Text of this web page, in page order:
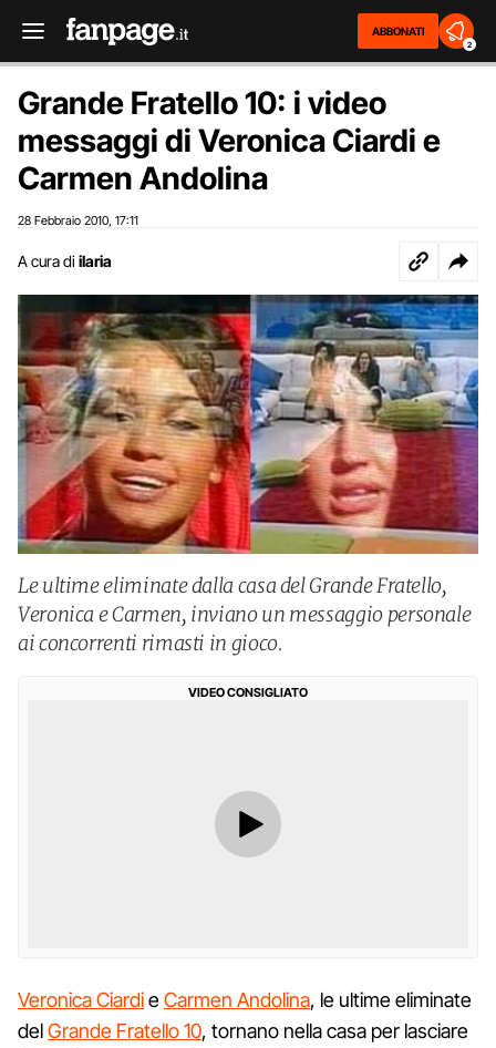
ABBONATI
2
Grande Fratello 10: i video
messaggi di Veronica Ciardi e
Carmen Andolina
28 Febbraio 2010 17:11
A cura di ilaria
Le ultime eliminate dalla casa del Grande Fratello,
Veronica e Carmen, inviano un messaggio personale
ai concorrenti rimasti in gioco.
VIDEO CONSIGLIATO
Veronica CiardieCarmen Andolina, le ultime eliminate
delGrande Fratello 10, tornano nella casa per lasciare